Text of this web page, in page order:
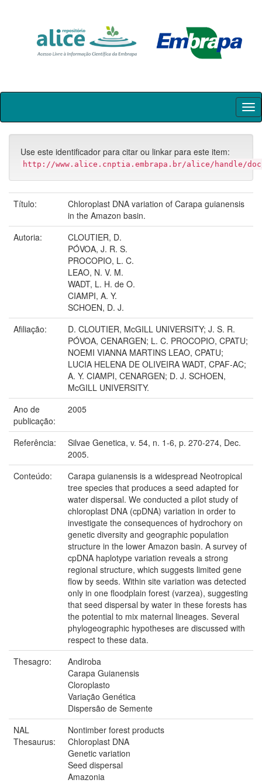
Skip
Use este identificador para citar ou linkar para este item:
http://www.alice.cnptia.embrapa.br/alice/handle/doc/
Título:
Chloroplast DNA variation of Carapa guianensis
in the Amazon basin.
Autoria:
CLOUTIER, D.
PÓVOA, J. R. S.
PROCOPIO, L. C.
LEAO, N. V. M.
WADT, L. H. de O.
CIAMPI, A. Y.
SCHOEN, D. J.
Afiliação:
D. CLOUTIER, McGILL UNIVERSITY; J. S. R.
PÓVOA, CENARGEN; L. C. PROCOPIO, CPATU;
NOEMI VIANNA MARTINS LEAO, CPATU;
LUCIA HELENA DE OLIVEIRA WADT, CPAF-AC;
A. Y. CIAMPI, CENARGEN; D. J. SCHOEN,
McGILL UNIVERSITY.
Ano de
publicação:
2005
Referência:
Silvae Genetica, v. 54, n. 1-6, p. 270-274, Dec.
2005.
Conteúdo:
Carapa guianensis is a widespread Neotropical
tree species that produces a seed adapted for
water dispersal. We conducted a pilot study of
chloroplast DNA (cpDNA) variation in order to
investigate the consequences of hydrochory on
genetic diversity and geographic population
structure in the lower Amazon basin. A survey of
cpDNA haplotype variation reveals a strong
regional structure, which suggests limited gene
flow by seeds. Within site variation was detected
only in one floodplain forest (varzea), suggesting
that seed dispersal by water in these forests has
the potential to mix maternal lineages. Several
phylogeographic hypotheses are discussed with
respect to these data.
Thesagro:
Andiroba
Carapa Guianensis
Cloroplasto
Variação Genética
Dispersão de Semente
NAL
Thesaurus:
Nontimber forest products
Chloroplast DNA
Genetic variation
Seed dispersal
Amazonia